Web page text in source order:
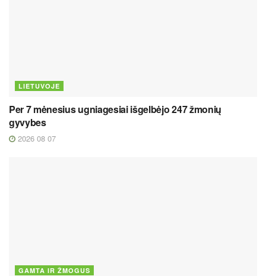
LIETUVOJE
Per 7 mėnesius ugniagesiai išgelbėjo 247 žmonių
gyvybes
2026 08 07
GAMTA IR ŽMOGUS